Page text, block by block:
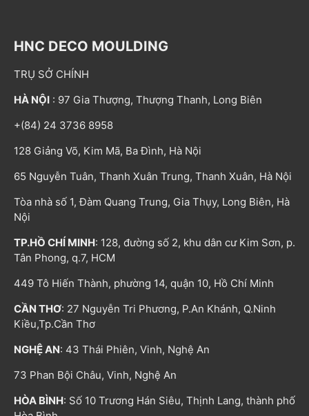
HNC DECO MOULDING
TRỤ SỞ CHÍNH
HÀ NỘI : 97 Gia Thượng, Thượng Thanh, Long Biên
+(84) 24 3736 8958
128 Giảng Võ, Kim Mã, Ba Đình, Hà Nội
65 Nguyễn Tuân, Thanh Xuân Trung, Thanh Xuân, Hà Nội
Tòa nhà số 1, Đàm Quang Trung, Gia Thụy, Long Biên, Hà
Nội
TP.HỒ CHÍ MINH: 128, đường số 2, khu dân cư Kim Sơn, p.
Tân Phong, q.7, HCM
449 Tô Hiến Thành, phường 14, quận 10, Hồ Chí Minh
CẦN THƠ: 27 Nguyễn Tri Phương, P.An Khánh, Q.Ninh
Kiều,Tp.Cần Thơ
NGHỆ AN: 43 Thái Phiên, Vinh, Nghệ An
73 Phan Bội Châu, Vinh, Nghệ An
HÒA BÌNH: Số 10 Trương Hán Siêu, Thịnh Lang, thành phố